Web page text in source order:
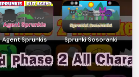
Agent Sprunkis Sprunki Sosoranki